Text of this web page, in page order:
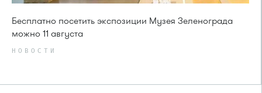
Бесплатно посетить экспозиции Музея Зеленограда
можно 11 августа
НОВОСТИ